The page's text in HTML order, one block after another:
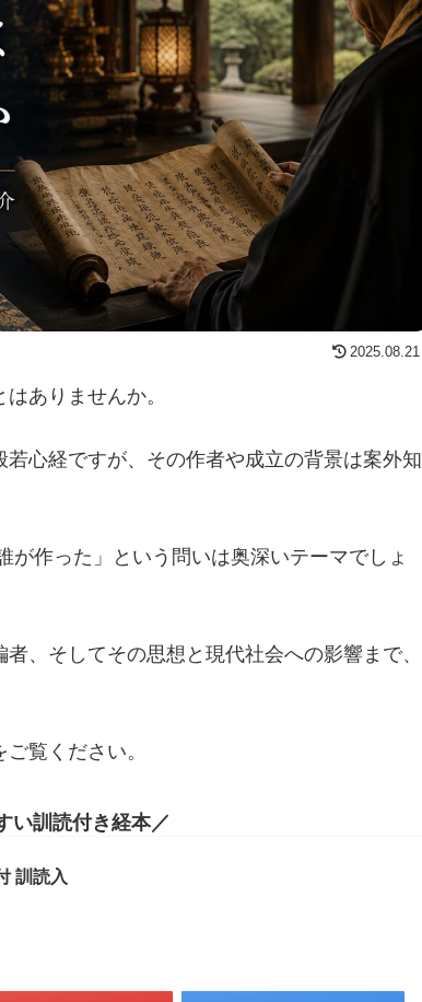
2025.08.21
ありませんか。
心経ですが、その作者や成立の背景は案外知
作った」という問いは奥深いテーマでしょ
、そしてその思想と現代社会への影響まで、
覧ください。
い訓読付き経本
訓読入